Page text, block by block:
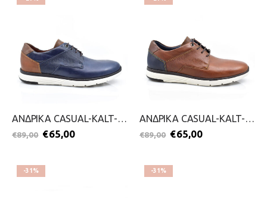
ΑΝΔΡΙΚΑ CASUAL-KALT-2099-0645-ΜΠΛΕ
€89,00 €65,00
ΑΝΔΡΙΚΑ CASUAL-KALT-2099-0645-ΤΑΜΠΑ
€89,00 €65,00
-31% -31%